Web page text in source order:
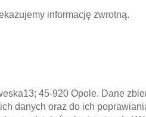
informację zwrotną.
45-920 Opole. Dane
danych oraz do ich